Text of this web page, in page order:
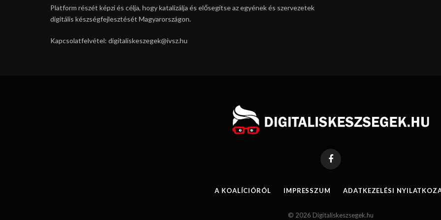
Platform részét képzi és célja, hogy katalizálja és elősegítse az egyének és szervezetek
digitális készségfejlesztését Magyarországon.
Kapcsolatfelvétel: digitaliskeszegek@ivsz.hu
Facebook
A KOALÍCIÓRÓL IMPRESSZUM ADATKEZELÉSI
© 2026 Digitaliskeszsegek.hu